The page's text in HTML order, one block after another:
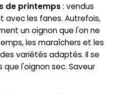
de printemps : vendus
les fanes. Autrefois,
un oignon que l'on ne
les maraîchers et les
variétés adaptés. Il se
l'oignon sec. Saveur